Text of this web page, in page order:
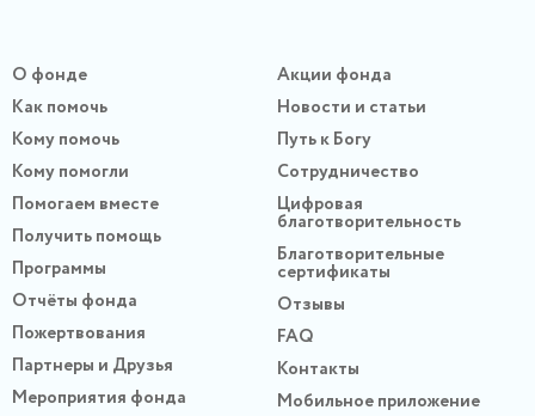
О фонде
Как помочь
Кому помочь
Кому помогли
Помогаем вместе
Получить помощь
Программы
Отчёты фонда
Пожертвования
Партнеры и Друзья
Мероприятия фонда
Акции фонда
Новости и статьи
Путь к Богу
Сотрудничество
Цифровая
благотворительность
Благотворительные
сертификаты
Отзывы
FAQ
Контакты
Мобильное приложение